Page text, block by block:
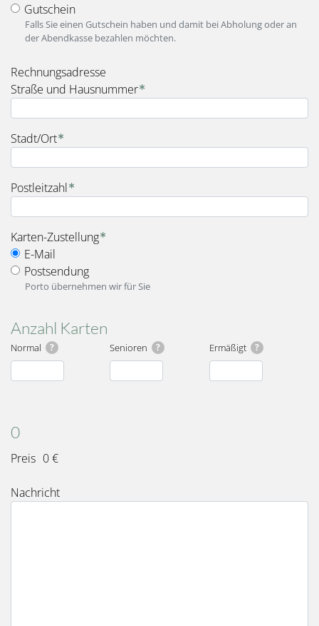
Gutschein
Falls Sie einen Gutschein haben und damit bei Abholung oder an
der Abendkasse bezahlen möchten.
fieldset_for_payment_options
Rechnungsadresse
Straße und Hausnummer
Stadt/Ort
Postleitzahl
fieldset_for_delivery_options
Karten-Zustellung
E-Mail
Postsendung
Porto übernehmen wir für Sie
Anzahl Karten
?
Normal ?
Senioren ?
Ermäßigt
Gesamt
0
Preis 0 €
Nachricht